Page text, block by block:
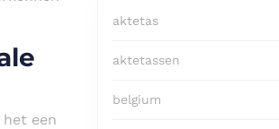
een
aktetas
aktetassen
belgium